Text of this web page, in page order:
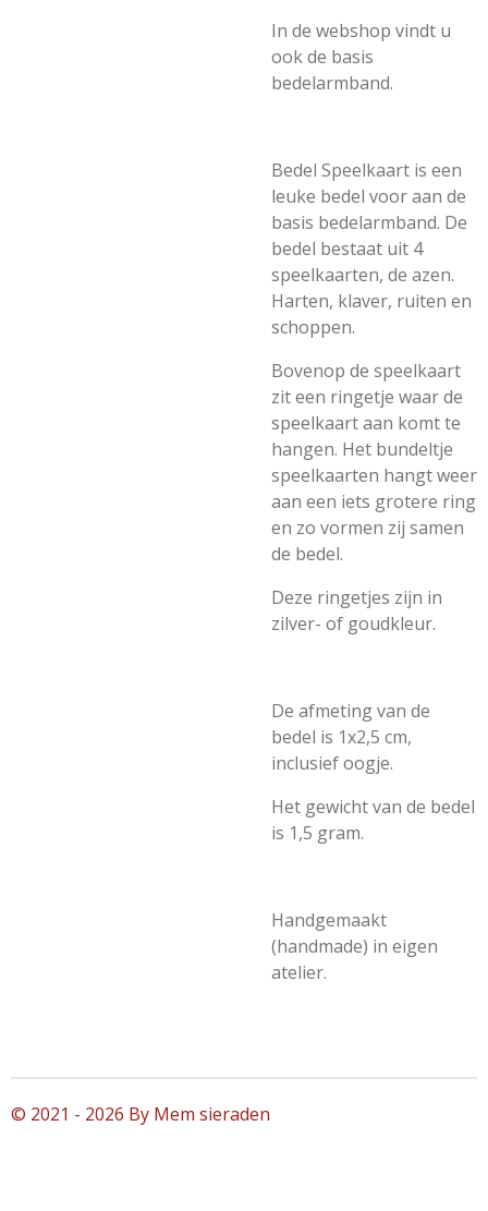
In de webshop vindt u
ook de basis
bedelarmband.
Bedel Speelkaart is een
leuke bedel voor aan de
basis bedelarmband. De
bedel bestaat uit 4
speelkaarten, de azen.
Harten, klaver, ruiten en
schoppen.
Bovenop de speelkaart
zit een ringetje waar de
speelkaart aan komt te
hangen. Het bundeltje
speelkaarten hangt weer
aan een iets grotere ring
en zo vormen zij samen
de bedel.
Deze ringetjes zijn in
zilver- of goudkleur.
De afmeting van de
bedel is 1x2,5 cm,
inclusief oogje.
Het gewicht van de bedel
is 1,5 gram.
Handgemaakt
(handmade) in eigen
atelier.
© 2021 - 2026 By Mem sieraden